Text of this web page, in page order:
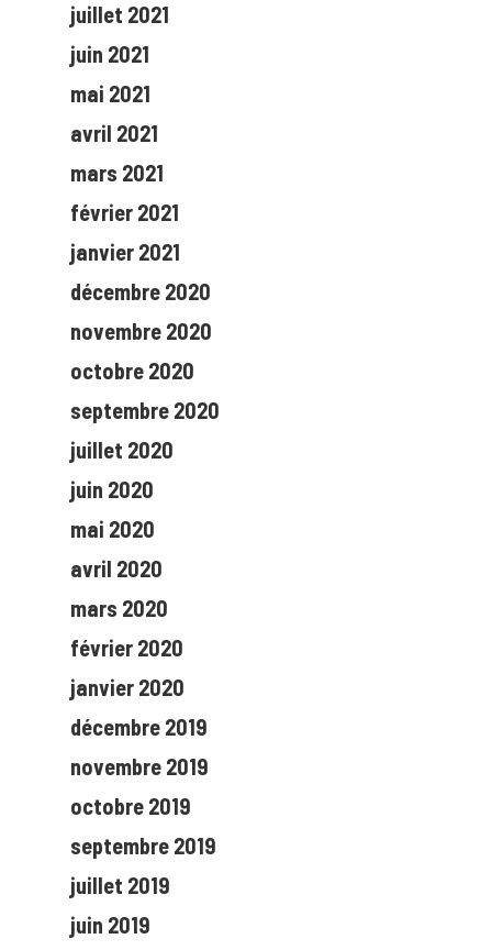
juillet 2021
juin 2021
mai 2021
avril 2021
mars 2021
février 2021
janvier 2021
décembre 2020
novembre 2020
octobre 2020
septembre 2020
juillet 2020
juin 2020
mai 2020
avril 2020
mars 2020
février 2020
janvier 2020
décembre 2019
novembre 2019
octobre 2019
septembre 2019
juillet 2019
juin 2019